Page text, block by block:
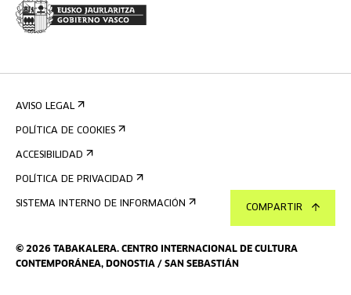
COMPARTIR
© 2026 TABAKALERA. CENTRO INTERNACIONAL DE CULTURA
CONTEMPORÁNEA, DONOSTIA / SAN SEBASTIÁN
AVISO LEGAL
POLÍTICA DE COOKIES
ACCESIBILIDAD
POLÍTICA DE PRIVACIDAD
SISTEMA INTERNO DE INFORMACIÓN